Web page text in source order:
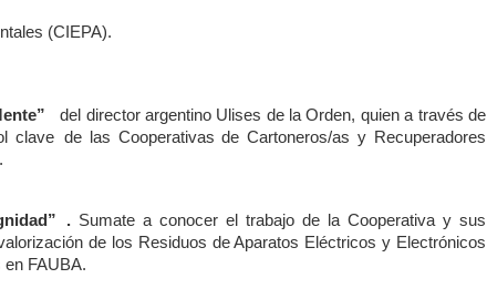
(CIEPA).
del director argentino Ulises de la Orden, quien a través de
de las Cooperativas de Cartoneros/as y Recuperadores
. Sumate a conocer el trabajo de la Cooperativa y sus
de los Residuos de Aparatos Eléctricos y Electrónicos
FAUBA.